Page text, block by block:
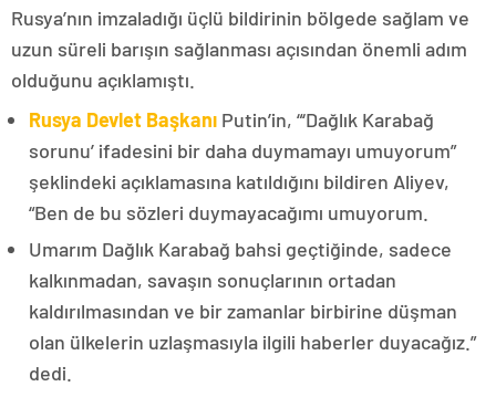
Rusya’nın imzaladığı üçlü bildirinin bölgede sağlam ve
uzun süreli barışın sağlanması açısından önemli adım
olduğunu açıklamıştı.
Rusya Devlet Başkanı Putin’in, “‘Dağlık Karabağ
sorunu’ ifadesini bir daha duymamayı umuyorum”
şeklindeki açıklamasına katıldığını bildiren Aliyev,
“Ben de bu sözleri duymayacağımı umuyorum.
Umarım Dağlık Karabağ bahsi geçtiğinde, sadece
kalkınmadan, savaşın sonuçlarının ortadan
kaldırılmasından ve bir zamanlar birbirine düşman
olan ülkelerin uzlaşmasıyla ilgili haberler duyacağız.”
dedi.